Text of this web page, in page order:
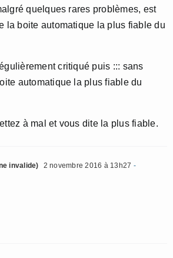
quelques rares problèmes, est
la boite automatique la plus fiable du
critiqué puis ::: sans
automatique la plus fiable du
à mal et vous dite la plus fiable.
invalide) 2 novembre 2016 à 13h27 -